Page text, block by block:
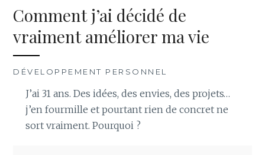
Comment j’ai décidé de
vraiment améliorer ma vie
DÉVELOPPEMENT PERSONNEL
J’ai 31 ans. Des idées, des envies, des projets…
j’en fourmille et pourtant rien de concret ne
sort vraiment. Pourquoi ?